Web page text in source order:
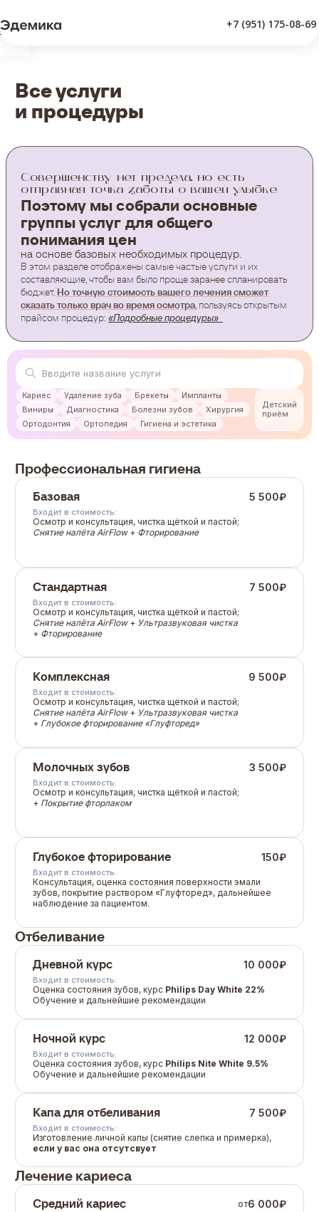
+7 (951) 175-08-69
Все услуги
и процедуры
Совершенству нет предела, но есть
отправная точка заботы о вашей улыбке
Поэтому мы собрали основные
группы услуг для общего
понимания цен
на основе базовых необходимых процедур.
В этом разделе отображены самые частые услуги и их
составляющие, чтобы вам было проще заранее спланировать
бюджет. Но точную стоимость вашего лечения сможет
сказать только врач во время осмотра, пользуясь открытым
прайсом процедур: «Подробные процедуры»
Кариес Удаление зуба Брекеты
Импланты
Виниры
Диагностика Болезни зубов
Хирургия
Ортодонтия
Ортопедия Гигиена и эстетика
Детский
приём
Профессиональная гигиена
Базовая 5 500₽
Входит в стоимость:
Осмотр и консультация, чистка щёткой и пастой;
Снятие налёта AirFlow + Фторирование
Стандартная 7 500₽
Входит в стоимость:
Осмотр и консультация, чистка щёткой и пастой;
Снятие налёта AirFlow + Ультразвуковая чистка
+ Фторирование
Комплексная 9 500₽
Входит в стоимость:
Осмотр и консультация, чистка щёткой и пастой;
Снятие налёта AirFlow+ Ультразвуковая чистка
+ Глубокое фторирование «Глуфторед»
Молочных зубов 3 500₽
Входит в стоимость:
Осмотр и консультация, чистка щёткой и пастой;
+ Покрытие фторлаком
Глубокое фторирование 150₽
Входит в стоимость:
Консультация, оценка состояния поверхности эмали
зубов, покрытие раствором «Глуфторед», дальнейшее
наблюдение за пациентом.
Отбеливание
Дневной курс 10 000₽
Входит в стоимость:
Оценка состояния зубов, курс Philips Day White 22%
Обучение и дальнейшие рекомендации
Ночной курс 12 000₽
Входит в стоимость:
Оценка состояния зубов, курс Philips Nite White 9.5%
Обучение и дальнейшие рекомендации
Капа для отбеливания 7 500₽
Входит в стоимость:
Изготовление личной капы (снятие слепка и примерка),
если у вас она отсутсвует
Лечение кариеса
Средний кариес от6 000₽